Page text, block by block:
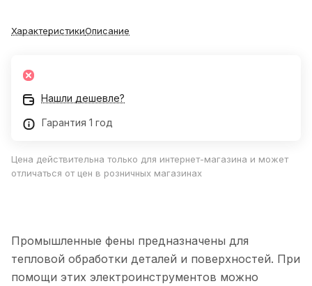
ХарактеристикиОписание
Нашли дешевле?
Гарантия 1 год
Цена действительна только для интернет-магазина и может
отличаться от цен в розничных магазинах
Промышленные фены предназначены для
тепловой обработки деталей и поверхностей. При
помощи этих электроинструментов можно